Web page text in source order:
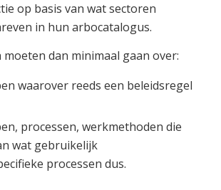
op basis van wat sectoren
in hun arbocatalogus.
dan minimaal gaan over:
waarover reeds een beleidsregel
processen, werkmethoden die
wat gebruikelijk
processen dus.